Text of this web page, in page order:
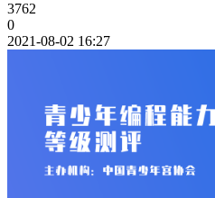
3762
0
2021-08-02 16:27